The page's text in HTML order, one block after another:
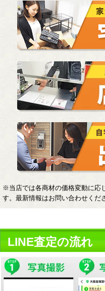
※当店では各商材の価格変動に応
す。最新情報はお問い合わせくだ
LINE査定の流れ